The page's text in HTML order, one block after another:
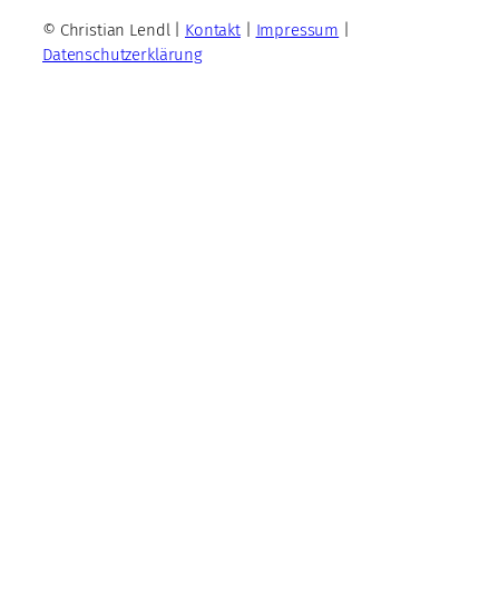
© Christian Lendl | Kontakt| Impressum
Datenschutzerklärung